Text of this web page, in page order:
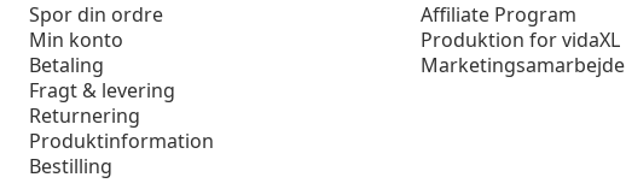
Spor din ordre
Min konto
Betaling
Fragt & levering
Returnering
Produktinformation
Bestilling
Affiliate Program
Produktion for vidaXL
Marketingsamarbejde